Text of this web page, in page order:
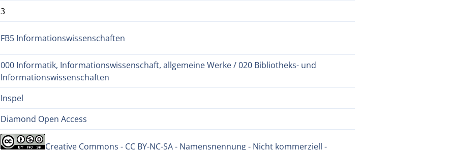
3
FB5 Informationswissenschaften
000 Informatik, Informationswissenschaft, allgemeine Werke / 020 Bibliotheks- und
Informationswissenschaften
Inspel
Diamond Open Access
Creative Commons - CC BY-NC-SA - Namensnennung - Nicht kommerziell -